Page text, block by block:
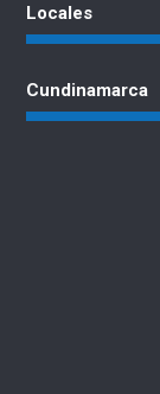
Locales
Cundinamarca